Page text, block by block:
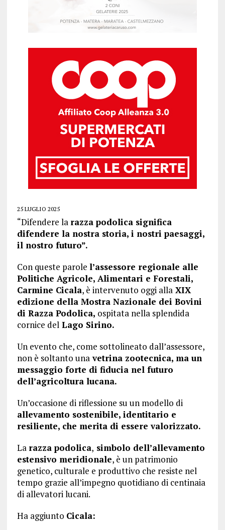
25 LUGLIO 2025
“Difendere la razza podolica significa
difendere la nostra storia, i nostri paesaggi,
il nostro futuro”.
Con queste parole l’assessore regionale alle
Politiche Agricole, Alimentari e Forestali,
Carmine Cicala, è intervenuto oggi allaXIX
edizione della Mostra Nazionale dei Bovini
di Razza Podolica, ospitata nella splendida
cornice delLago Sirino.
Un evento che, come sottolineato dall’assessore,
non è soltanto unavetrina zootecnica, ma un
messaggio forte di fiducia nel futuro
dell’agricoltura lucana.
Un’occasione di riflessione su un modello di
allevamento sostenibile, identitario e
resiliente, che merita di essere valorizzato.
La razza podolica, simbolo dell’allevamento
estensivo meridionale, è un patrimonio
genetico, culturale e produttivo che resiste nel
tempo grazie all’impegno quotidiano di centinaia
di allevatori lucani.
Ha aggiunto Cicala: